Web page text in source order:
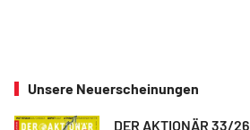
Unsere Neuerscheinungen
DER AKTIONÄR 33/26